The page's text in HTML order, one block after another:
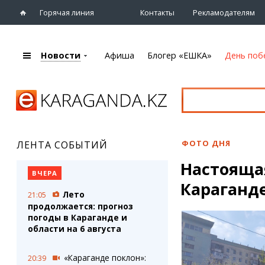
Горячая линия Контакты Рекламодателям
Караганды
eTV
Рассылка новостей
Персоны
Интервью
Афиша
Театры
Спорт
Выставки
Цирк и зоопарк
Лента блогера
Карты
Web-камеры
Новости Афиша Блогер «ЕШКА» День
ЛЕНТА СОБЫТИЙ
ВЧЕРА
21:05
Лето
продолжается: прогноз
погоды в Караганде и
области на 6 августа
20:39
«Караганде поклон»:
ФОТО ДНЯ